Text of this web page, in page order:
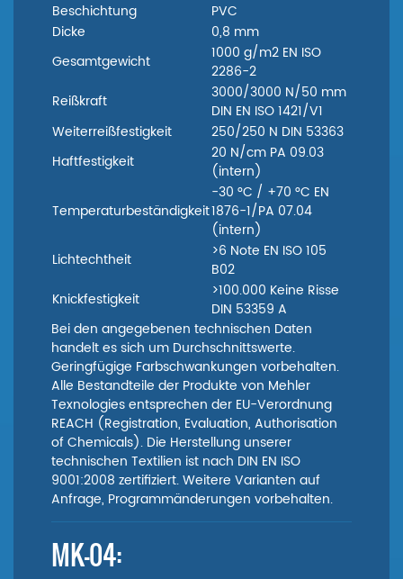
Beschichtung
PVC
Dicke
0,8 mm
Gesamtgewicht
1000 g/m2 EN ISO
2286-2
Reißkraft
3000/3000 N/50 mm
DIN EN ISO 1421/V1
Weiterreißfestigkeit
250/250 N DIN 53363
Haftfestigkeit
20 N/cm PA 09.03
(intern)
Temperaturbeständigkeit
-30 °C / +70 °C EN
1876-1/PA 07.04
(intern)
Lichtechtheit
>6 Note EN ISO 105
B02
Knickfestigkeit
>100.000 Keine Risse
DIN 53359 A
Bei den angegebenen technischen Daten
handelt es sich um Durchschnittswerte.
Geringfügige Farbschwankungen vorbehalten.
Alle Bestandteile der Produkte von Mehler
Texnologies entsprechen der EU-Verordnung
REACH (Registration, Evaluation, Authorisation
of Chemicals). Die Herstellung unserer
technischen Textilien ist nach DIN EN ISO
9001:2008 zertifiziert. Weitere Varianten auf
Anfrage, Programmänderungen vorbehalten.
MK-04: